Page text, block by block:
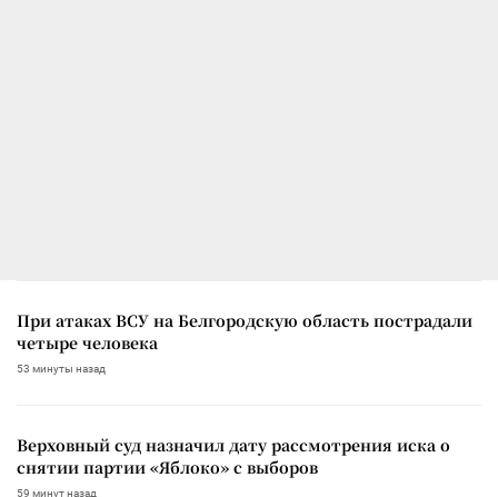
При атаках ВСУ на Белгородскую область пострадали
четыре человека
53 минуты назад
Верховный суд назначил дату рассмотрения иска о
снятии партии «Яблоко» с выборов
59 минут назад